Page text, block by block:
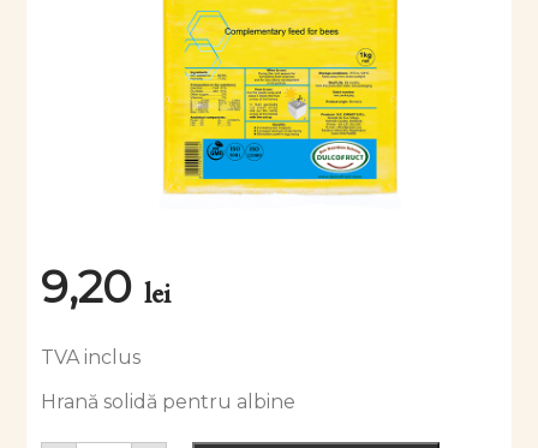
9,20lei
TVA inclus
Hrană solidă pentru albine